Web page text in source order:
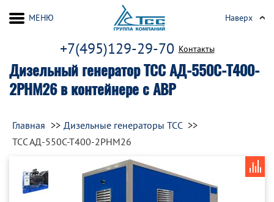
Дизельный генератор ТСС АД-550С-Т400-
2РНМ26 в контейнере с АВР
+7(495)129-29-70 Контакты
МЕНЮ Наверх
Главная
Дизельные генераторы ТСС
ТСС АД-550С-Т400-2РНМ26